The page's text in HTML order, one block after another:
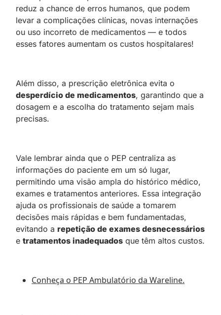
reduz a chance de erros humanos, que podem
levar a complicações clínicas, novas internações
ou uso incorreto de medicamentos — e todos
esses fatores aumentam os custos hospitalares!
Além disso, a prescrição eletrônica evita o
desperdício de medicamentos, garantindo que a
dosagem e a escolha do tratamento sejam mais
precisas.
Vale lembrar ainda que o PEP centraliza as
informações do paciente em um só lugar,
permitindo uma visão ampla do histórico médico,
exames e tratamentos anteriores. Essa integração
ajuda os profissionais de saúde a tomarem
decisões mais rápidas e bem fundamentadas,
evitando a repetição de exames desnecessários
e tratamentos inadequados que têm altos custos.
Conheça o PEP Ambulatório da Wareline.